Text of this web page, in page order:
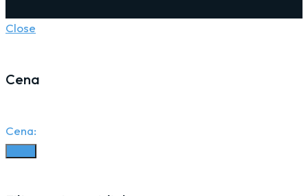
Close
Cena
Cena: